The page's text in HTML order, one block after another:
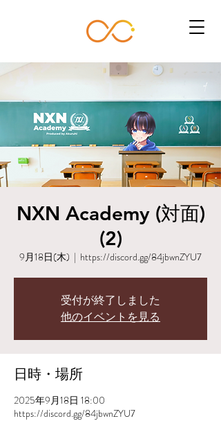
NXN Academy (対面)
(2)
9月18日(木)
  |
https://discord.gg/84jbwnZYU7
受付が終了しました
他のイベントを見る
日時・場所
2025年9月18日 18:00
https://discord.gg/84jbwnZYU7